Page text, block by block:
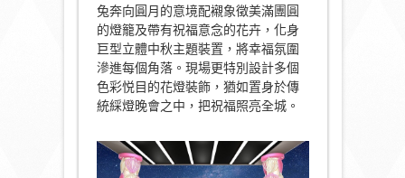
兔奔向圓月的意境配襯象徵美滿團圓
的燈籠及帶有祝福意念的花卉，化身
巨型立體中秋主題裝置，將幸福氛圍
滲進每個角落。現場更特別設計多個
色彩悦目的花燈裝飾，猶如置身於傳
統綵燈晚會之中，把祝福照亮全城。